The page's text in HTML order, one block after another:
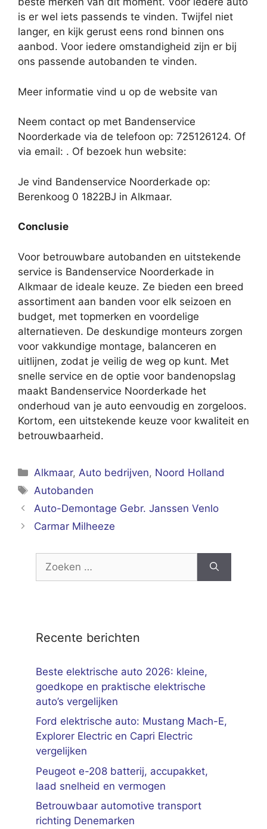
is er wel iets passends te vinden. Twijfel niet
langer, en kijk gerust eens rond binnen ons
aanbod. Voor iedere omstandigheid zijn er bij
ons passende autobanden te vinden.
Meer informatie vind u op de website van
Neem contact op met Bandenservice
Noorderkade via de telefoon op: 725126124. Of
via email: . Of bezoek hun website:
Je vind Bandenservice Noorderkade op:
Berenkoog 0 1822BJ in Alkmaar.
Conclusie
Voor betrouwbare autobanden en uitstekende
service is Bandenservice Noorderkade in
Alkmaar de ideale keuze. Ze bieden een breed
assortiment aan banden voor elk seizoen en
budget, met topmerken en voordelige
alternatieven. De deskundige monteurs zorgen
voor vakkundige montage, balanceren en
uitlijnen, zodat je veilig de weg op kunt. Met
snelle service en de optie voor bandenopslag
maakt Bandenservice Noorderkade het
onderhoud van je auto eenvoudig en zorgeloos.
Kortom, een uitstekende keuze voor kwaliteit en
betrouwbaarheid.
Categorieën
Alkmaar, Auto bedrijven, Noord Holland
Tags
Autobanden
Auto-Demontage Gebr. Janssen Venlo
Carmar Milheeze
naar:
Recente berichten
Beste elektrische auto 2026: kleine,
goedkope en praktische elektrische
auto’s vergelijken
Ford elektrische auto: Mustang Mach-E,
Explorer Electric en Capri Electric
vergelijken
Peugeot e-208 batterij, accupakket,
laad snelheid en vermogen
Betrouwbaar automotive transport
richting Denemarken